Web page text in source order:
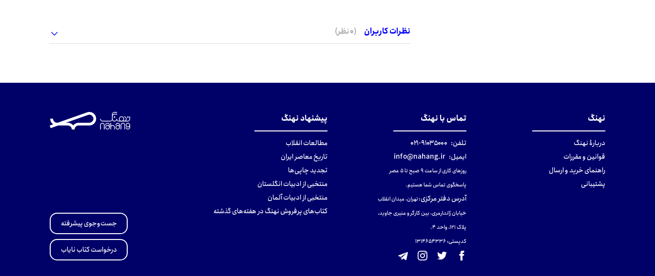
نظرات کاربران (0 نظر)
نهنگ
دربارهٔ نهنگ
قوانین و مقررات
راهنمای خرید و ارسال
پشتیبانی
تماس با نهنگ
تلفن: ۹۱۰۳۵۰۰۰-۰۲۱
ایمیل: info@nahang.ir
روزهای کاری از ساعت ۹ صبح تا ۵ عصر
پاسخگوی تماس شما هستیم.
آدرس دفتر مرکزی:تهران، میدان انقلاب
خیابان ژاندارمری، بین کارگر و منیری جاوید،
پلاک 121، واحد ۴.
کدپستی: 131465433۶
پیشنهاد نهنگ
مطالعات انقلاب
تاریخ معاصر ایران
تجدید چاپی‌ها
منتخبی از ادبیات انگلستان
منتخبی از ادبیات آلمان
کتاب‌های پرفروش نهنگ در هفته‌های گذشته
جست‌وجوی پیشرفته
درخواست کتاب نایاب